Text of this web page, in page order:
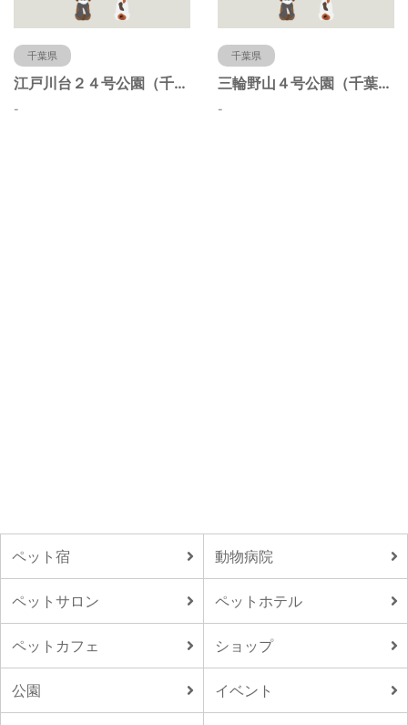
千葉県
江戸川台２４号公園（千葉県流山市）
-
千葉県
三輪野山４号公園（千葉県流山市）
-
ペット宿 動物病院
ペットサロン ペットホテル
ペットカフェ ショップ
公園 イベント